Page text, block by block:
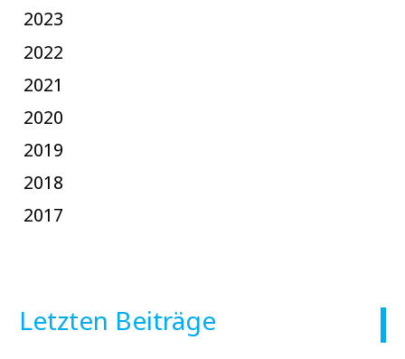
2023
2022
2021
2020
2019
2018
2017
Letzten Beiträge